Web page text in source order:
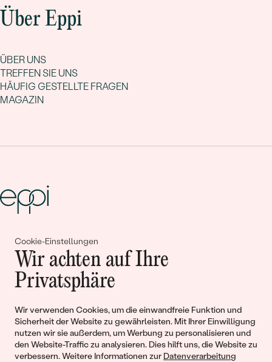
Cookie-Einstellungen
Wir achten auf Ihre
Privatsphäre
Wir verwenden Cookies, um die einwandfreie Funktion und
Sicherheit der Website zu gewährleisten. Mit Ihrer Einwilligung
nutzen wir sie außerdem, um Werbung zu personalisieren und
den Website-Traffic zu analysieren. Dies hilft uns, die Website zu
verbessern. Weitere Informationen zur Datenverarbeitung
Über Eppi
ÜBER UNS
TREFFEN SIE UNS
HÄUFIG GESTELLTE FRAGEN
MAGAZIN
Gemeinsam erschaffen wir
Geschichten von Schönheit und
Liebe
Begleiten Sie uns!